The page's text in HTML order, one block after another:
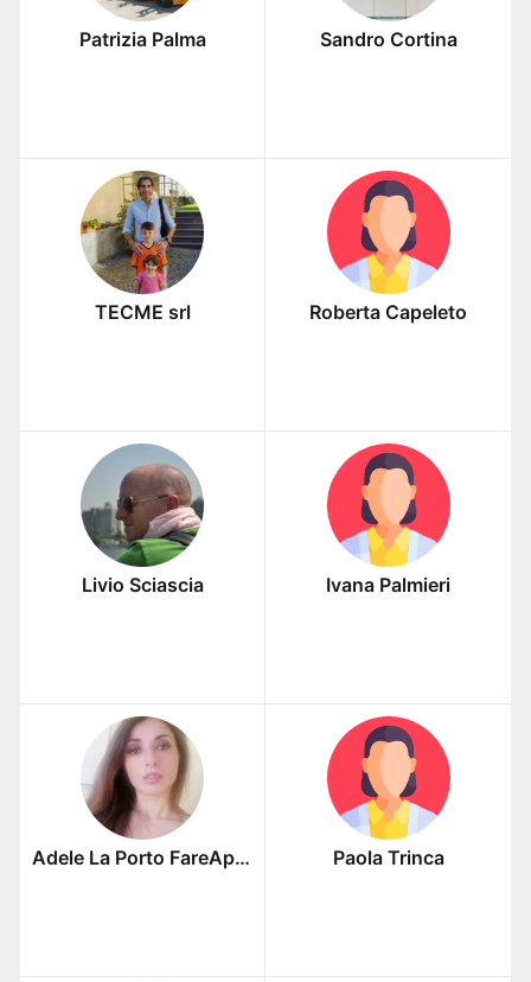
Patrizia Palma Sandro Cortina
TECME srl Roberta Capeleto
Livio Sciascia Ivana Palmieri
Adele La Porto FareAppalti Paola Trinca